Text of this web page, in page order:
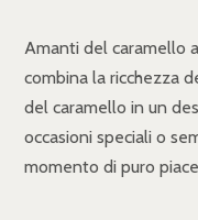
Amanti del caramello
combina la ricchezza
del caramello in un
occasioni speciali o
momento di puro